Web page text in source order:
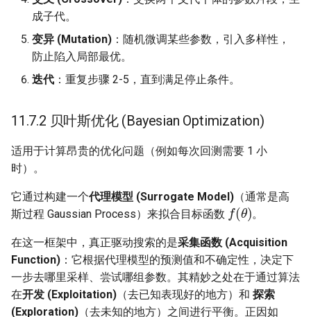
成子代。
变异 (Mutation) ：随机微调某些参数，引入多样性，
防止陷入局部最优。
迭代 ：重复步骤 2-5，直到满足停止条件。
11.7.2 贝叶斯优化 (Bayesian Optimization)
适用于计算昂贵的优化问题（例如每次回测需要 1 小
时）。
它通过构建一个代理模型 (Surrogate Model) （通常是高
斯过程 Gaussian Process）来拟合目标函数
f(θ)
。
在这一框架中，真正驱动搜索的是采集函数 (Acquisition
Function) ：它根据代理模型的预测值和不确定性，决定下
一步去哪里采样、尝试哪组参数。其精妙之处在于通过算法
在开发 (Exploitation) （去已知表现好的地方）和 探索
(Exploration) （去未知的地方）之间进行平衡。正因如